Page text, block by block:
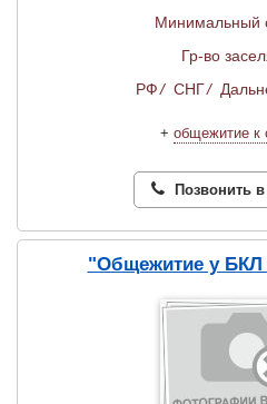
Минимальный
Гр-во
РФ/ СНГ/
+ общежитие к
Позвонить
"Общежитие у БКЛ